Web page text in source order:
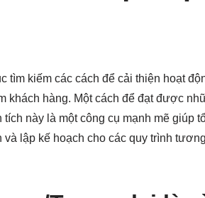
tìm kiếm các cách để cải thiện hoạt
khách hàng. Một cách để đạt được
này là một công cụ mạnh mẽ giúp
lập kế hoạch cho các quy trình